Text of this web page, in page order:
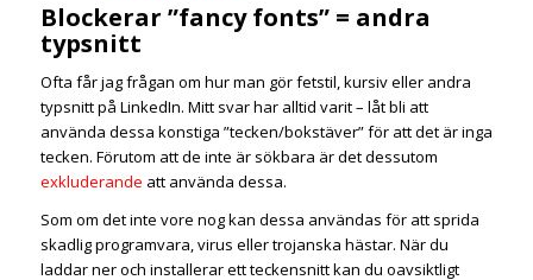
Blockerar ”fancy fonts” = andra
typsnitt
Ofta får jag frågan om hur man gör fetstil, kursiv eller andra
typsnitt på LinkedIn. Mitt svar har alltid varit – låt bli att
använda dessa konstiga ”tecken/bokstäver” för att det är inga
tecken. Förutom att de inte är sökbara är det dessutom
exkluderande att använda dessa.
Som om det inte vore nog kan dessa användas för att sprida
skadlig programvara, virus eller trojanska hästar. När du
laddar ner och installerar ett teckensnitt kan du oavsiktligt